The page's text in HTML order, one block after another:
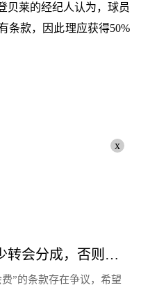
贝莱的经纪人认为，球员
条款，因此理应获得50%
x
世体：巴萨要求登贝莱减少转会分成，否则能将他“扣留”至21日
”的条款存在争议，希望